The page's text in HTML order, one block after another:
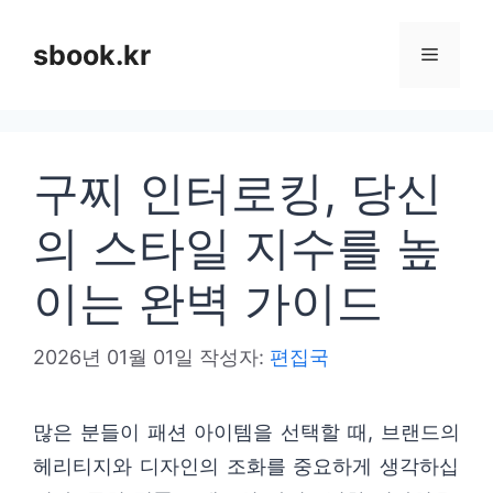
sbook.kr 메
구찌 인터로킹, 당신
의 스타일 지수를 높
이는 완벽 가이드
2026년 01월 01일 작성자: 편집국
많은 분들이 패션 아이템을 선택할 때, 브랜드의
헤리티지와 디자인의 조화를 중요하게 생각하십